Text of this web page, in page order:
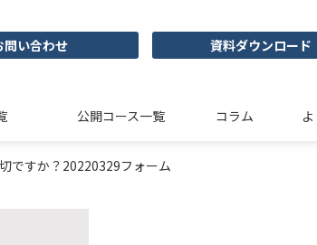
問い合わせ 資料ダウンロード
公開コース一覧 コラム
ですか？20220329フォーム